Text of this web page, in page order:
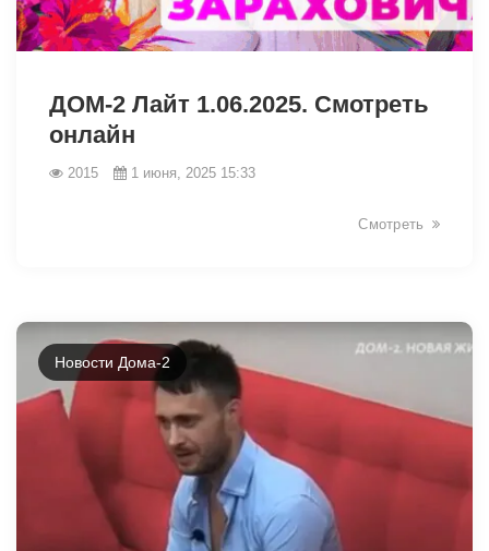
ДОМ-2 Лайт 1.06.2025. Смотреть
онлайн
2015 1 июня, 2025 15:33
Смотреть
Новости Дома-2